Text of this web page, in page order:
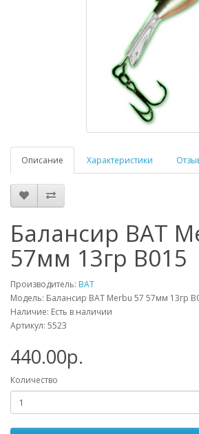
Описание Характеристики
Балансир BAT
57мм 13гр B015
Производитель: BAT
Модель: Балансир BAT Merbu 57 57мм 13гр
Наличие: Есть в наличии
Артикул: 5523
440.00р.
Количество